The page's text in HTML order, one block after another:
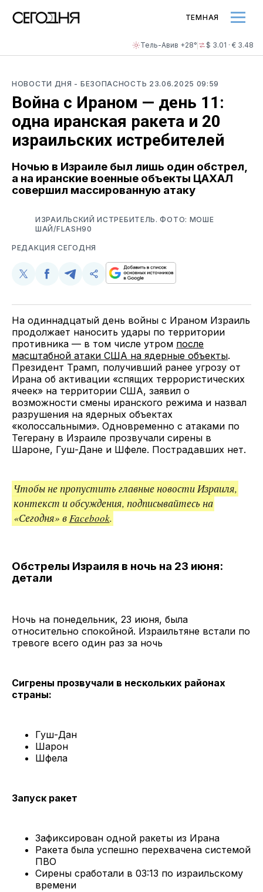
Тель-Авив +28° $ 3.01 · € 3.48
ТЕМНАЯ
НОВОСТИ ДНЯ - БЕЗОПАСНОСТЬ 23.06.2025 09:59
Война с Ираном — день 11:
одна иранская ракета и 20
израильских истребителей
Ночью в Израиле был лишь один обстрел,
а на иранские военные объекты ЦАХАЛ
совершил массированную атаку
ИЗРАИЛЬСКИЙ ИСТРЕБИТЕЛЬ. ФОТО: МОШЕ
ШАЙ/FLASH90
РЕДАКЦИЯ СЕГОДНЯ
Поделиться
Twitter
Поделиться
Facebook
Поделиться
Telegram
Скопируйте
поделитесь
ссылкой
На одиннадцатый день войны с Ираном Израиль
продолжает наносить удары по территории
противника — в том числе утром после
масштабной атаки США на ядерные объекты.
Президент Трамп, получивший ранее угрозу от
Ирана об активации «спящих террористических
ячеек» на территории США, заявил о
возможности смены иранского режима и назвал
разрушения на ядерных объектах
«колоссальными». Одновременно с атаками по
Тегерану в Израиле прозвучали сирены в
Шароне, Гуш-Дане и Шфеле. Пострадавших нет.
Чтобы не пропустить главные новости Израиля,
контекст и обсуждения, подписывайтесь на
«Сегодня» вFacebook.
Обстрелы Израиля в ночь на 23 июня:
детали
Ночь на понедельник, 23 июня, была
относительно спокойной. Израильтяне встали по
тревоге всего один раз за ночь
Сигрены прозвучали в нескольких районах
страны:
Гуш-Дан
Шарон
Шфела
Запуск ракет
Зафиксирован одной ракеты из Ирана
Ракета была успешно перехвачена системой
ПВО
Сирены сработали в 03:13 по израильскому
времени